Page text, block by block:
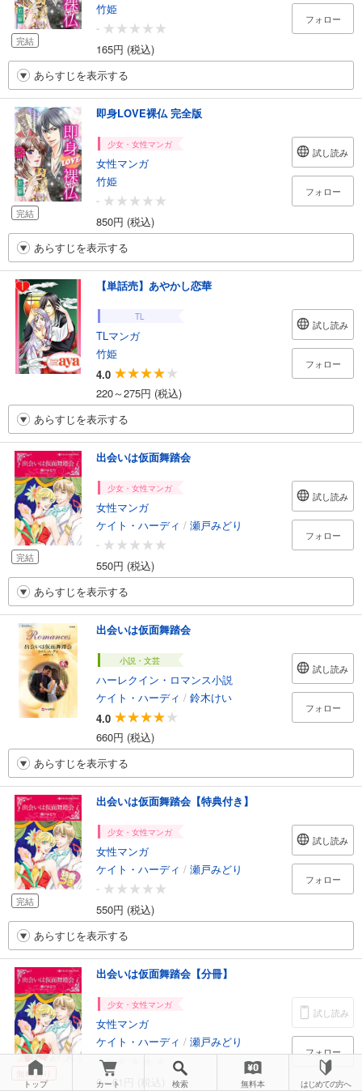
完結
竹姫
-
165円 (税込)
フォロー
あらすじを表示する
完結
即身LOVE裸仏 完全版
少女・女性マンガ
女性マンガ
竹姫
-
850円 (税込)
試し読み
フォロー
あらすじを表示する
【単話売】あやかし恋華
TL
TLマンガ
竹姫
4.0
220～275円 (税込)
試し読み
フォロー
あらすじを表示する
完結
出会いは仮面舞踏会
少女・女性マンガ
女性マンガ
ケイト・ハーディ / 瀬戸みどり
-
550円 (税込)
試し読み
フォロー
あらすじを表示する
出会いは仮面舞踏会
小説・文芸
ハーレクイン・ロマンス小説
ケイト・ハーディ / 鈴木けい
4.0
660円 (税込)
試し読み
フォロー
あらすじを表示する
完結
出会いは仮面舞踏会【特典付き】
少女・女性マンガ
女性マンガ
ケイト・ハーディ / 瀬戸みどり
-
550円 (税込)
試し読み
フォロー
あらすじを表示する
無料あり
出会いは仮面舞踏会【分冊】
少女・女性マンガ
女性マンガ
ケイト・ハーディ / 瀬戸みどり
0～61円 (税込)
試し読み
フォロー
トップ カート 検索 無料本 はじめての方へ